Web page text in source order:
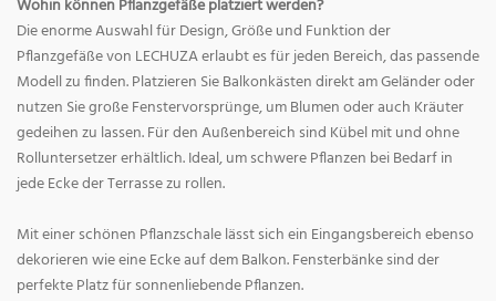
Wohin können Pflanzgefäße platziert werden?
Die enorme Auswahl für Design, Größe und Funktion der
Pflanzgefäße von LECHUZA erlaubt es für jeden Bereich, das passende
Modell zu finden. Platzieren Sie Balkonkästen direkt am Geländer oder
nutzen Sie große Fenstervorsprünge, um Blumen oder auch Kräuter
gedeihen zu lassen. Für den Außenbereich sind Kübel mit und ohne
Rolluntersetzer erhältlich. Ideal, um schwere Pflanzen bei Bedarf in
jede Ecke der Terrasse zu rollen.
Mit einer schönen Pflanzschale lässt sich ein Eingangsbereich ebenso
dekorieren wie eine Ecke auf dem Balkon. Fensterbänke sind der
perfekte Platz für sonnenliebende Pflanzen.